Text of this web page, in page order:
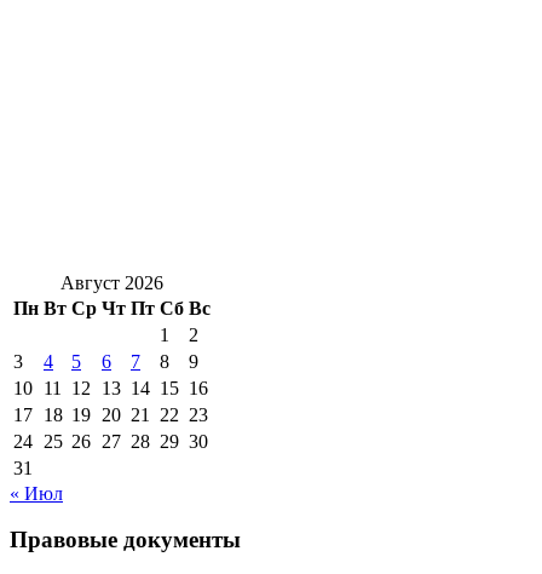
Август 2026
Пн Вт Ср Чт Пт Сб Вс
1
2
3
4 5 6 7 8
9
10 11 12 13 14 15 16
17 18 19 20 21 22 23
24 25 26 27 28 29 30
31
« Июл
Правовые документы